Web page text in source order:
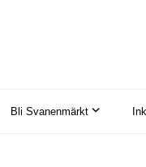
Bli Svanenmärkt